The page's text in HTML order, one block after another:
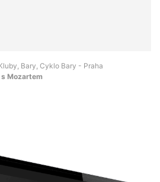
Bary, Cyklo Bary - Praha
Mozartem